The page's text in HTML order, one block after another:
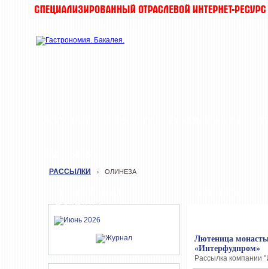
ЖУРНАЛА
РАССЫЛКИ › ОЛИНЕЗА
Лютеница
«Интерфудпром»
Рассылка компании